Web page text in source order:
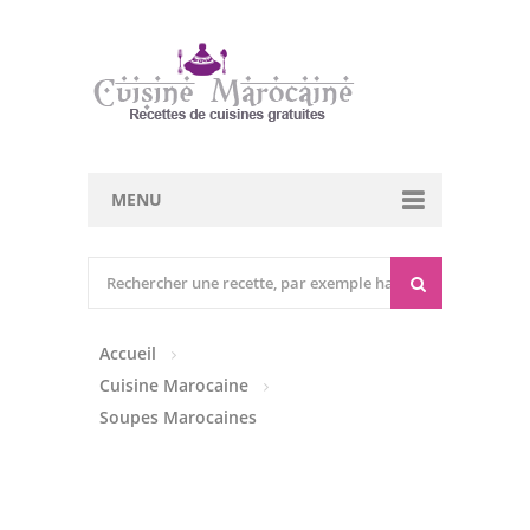
MENU
Entrées Froides
Accueil
Cuisine Marocaine
Soupes Marocaines